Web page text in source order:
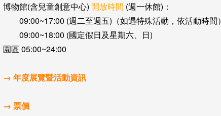
博物館(含兒童創意中心) 開放時間 (週一休館)：
09:00~17:00 (週二至週五)（如遇特殊活動，依活動時間）
09:00~18:00 (國定假日及星期六、日)
園區 05:00~24:00
→ 年度展覽暨活動資訊
→ 票價